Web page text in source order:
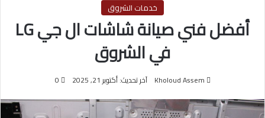
خدمات الشروق
أفضل فني صيانة شاشات ال جي LG
في الشروق
Kholoud Assem آخر تحديث: أكتوبر 21, 2025 0